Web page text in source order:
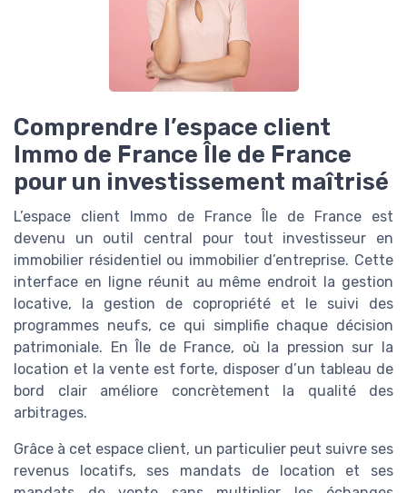
Comprendre l’espace client
Immo de France Île de France
pour un investissement maîtrisé
L’espace client Immo de France Île de France est
devenu un outil central pour tout investisseur en
immobilier résidentiel ou immobilier d’entreprise. Cette
interface en ligne réunit au même endroit la gestion
locative, la gestion de copropriété et le suivi des
programmes neufs, ce qui simplifie chaque décision
patrimoniale. En Île de France, où la pression sur la
location et la vente est forte, disposer d’un tableau de
bord clair améliore concrètement la qualité des
arbitrages.
Grâce à cet espace client, un particulier peut suivre ses
revenus locatifs, ses mandats de location et ses